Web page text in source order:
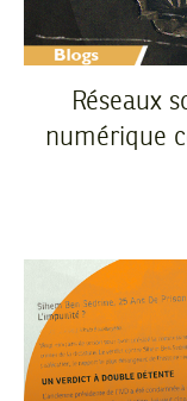
Réseaux
numérique